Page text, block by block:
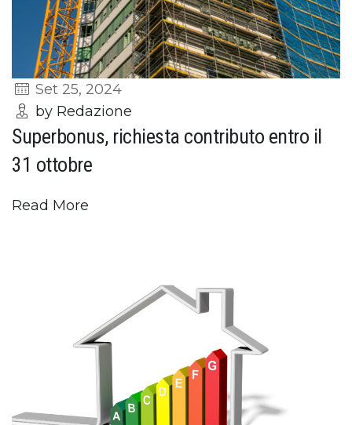
Set 25, 2024
by Redazione
Superbonus, richiesta contributo entro il
31 ottobre
Read More